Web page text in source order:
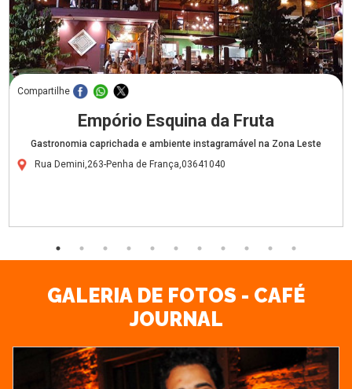
Compartilhe
Empório Esquina da Fruta
Gastronomia caprichada e ambiente instagramável na Zona Leste
Rua Demini,263-Penha de França,03641040
GALERIA DE FOTOS - CAFÉ
JOURNAL